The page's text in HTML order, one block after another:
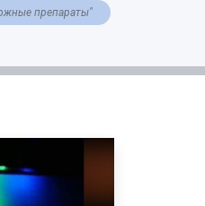
препараты"